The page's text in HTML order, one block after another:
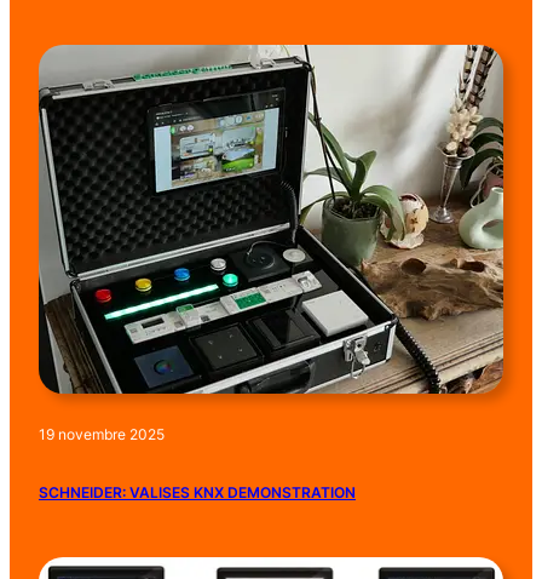
19 novembre 2025
SCHNEIDER: VALISES KNX DEMONSTRATION